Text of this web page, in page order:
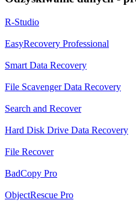
R-Studio
EasyRecovery Professional
Smart Data Recovery
File Scavenger Data Recovery
Search and Recover
Hard Disk Drive Data Recovery
File Recover
BadCopy Pro
ObjectRescue Pro